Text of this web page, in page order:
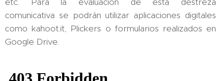
comunicativa se podrán utilizar aplicaciones digitales
como kahoot.it, Plickers o formularios realizados en
Google Drive.